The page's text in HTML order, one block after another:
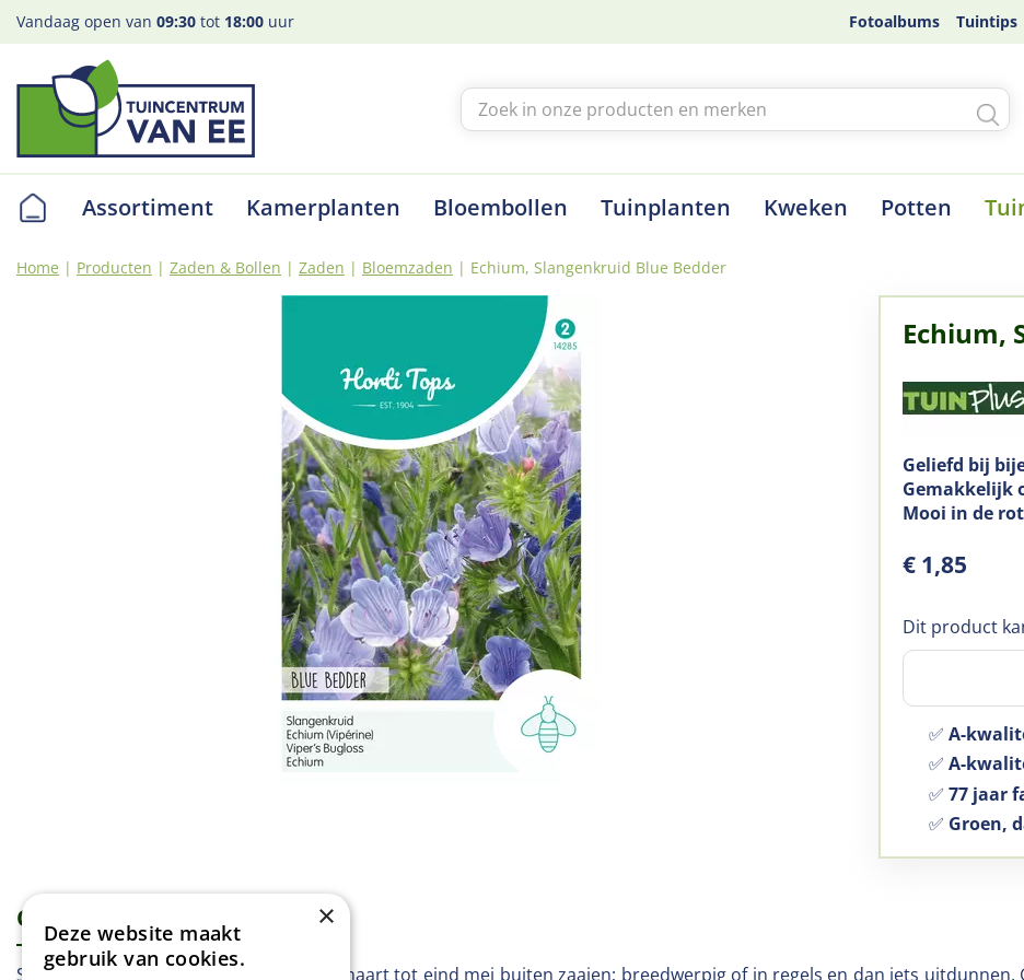
Ga
naar
Home Producten Zaden & Bollen Zaden Bloemzaden Echium, Slangenkruid Blue Bedder
Vandaag open van 09:30 tot 18:00 uur Fotoalbums Tuintips
Assortiment Kamerplanten Bloembollen Tuinplanten Kweken Potten
Echium,
Geliefd bij
Gemakkelijk
Mooi in de
€ 1,85
Dit product
✅ A-
✅ A-
✅ 77 jaar
✅ Groen,
Omschrijving Specificaties
Slangenkruid - Blue Bedder Vanaf eind maart tot eind mei buiten zaaien; breedwerpig of in regels en dan iets
×
Deze website maakt
gebruik van cookies.